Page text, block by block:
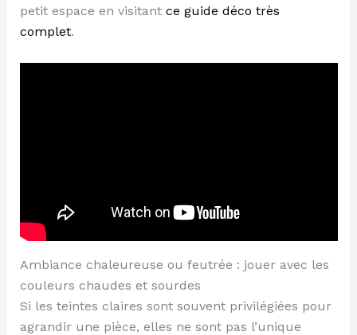
petit espace en visitant ce guide déco très
complet.
Ambiance chaleureuse ou feutrée : jouer avec les
couleurs chaudes et sourdes
Si les teintes claires sont souvent privilégiées pour
agrandir une pièce, elles ne sont pas l’unique